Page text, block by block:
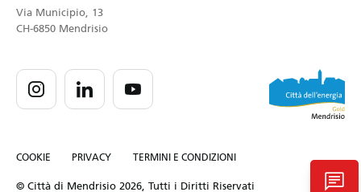
Via Municipio, 13
CH-6850 Mendrisio
COOKIE PRIVACY TERMINI E CONDIZIONI
© Città di Mendrisio 2026, Tutti i Diritti Riservati chat